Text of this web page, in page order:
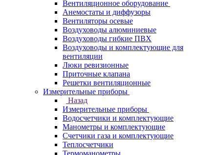
Вентиляционное оборудование
Анемостаты и диффузоры
Вентиляторы осевые
Воздуховоды алюминиевые
Воздуховоды гибкие ПВХ
Воздуховоды и комплектующие для
вентиляции
Люки ревизионные
Приточные клапана
Решетки вентиляционные
Измерительные приборы
Назад
Измерительные приборы
Водосчетчики и комплектующие
Манометры и комплектующие
Счетчики газа и комплектующие
Теплосчетчики
Термоманометры